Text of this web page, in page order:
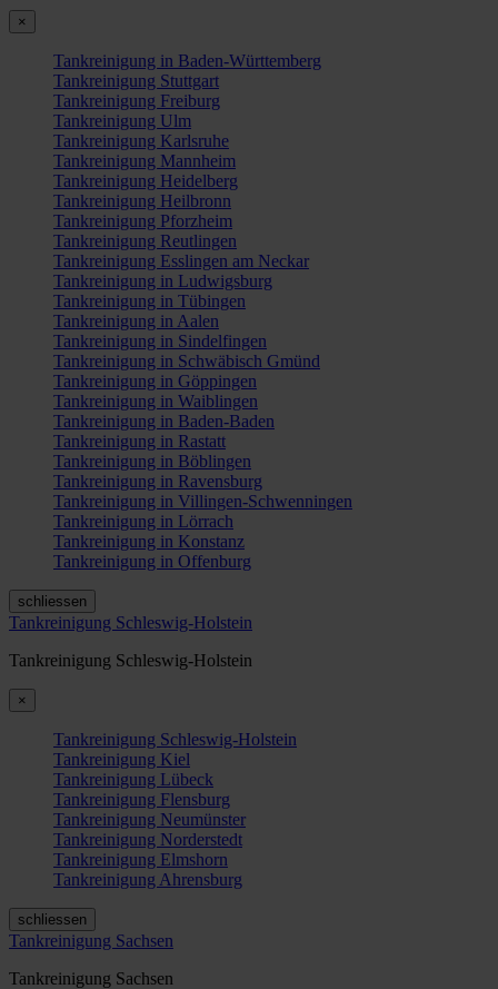
×
Tankreinigung in Baden-Württemberg
Tankreinigung Stuttgart
Tankreinigung Freiburg
Tankreinigung Ulm
Tankreinigung Karlsruhe
Tankreinigung Mannheim
Tankreinigung Heidelberg
Tankreinigung Heilbronn
Tankreinigung Pforzheim
Tankreinigung Reutlingen
Tankreinigung Esslingen am Neckar
Tankreinigung in Ludwigsburg
Tankreinigung in Tübingen
Tankreinigung in Aalen
Tankreinigung in Sindelfingen
Tankreinigung in Schwäbisch Gmünd
Tankreinigung in Göppingen
Tankreinigung in Waiblingen
Tankreinigung in Baden-Baden
Tankreinigung in Rastatt
Tankreinigung in Böblingen
Tankreinigung in Ravensburg
Tankreinigung in Villingen-Schwenningen
Tankreinigung in Lörrach
Tankreinigung in Konstanz
Tankreinigung in Offenburg
schliessen
Tankreinigung Schleswig-Holstein
Tankreinigung Schleswig-Holstein
×
Tankreinigung Schleswig-Holstein
Tankreinigung Kiel
Tankreinigung Lübeck
Tankreinigung Flensburg
Tankreinigung Neumünster
Tankreinigung Norderstedt
Tankreinigung Elmshorn
Tankreinigung Ahrensburg
schliessen
Tankreinigung Sachsen
Tankreinigung Sachsen